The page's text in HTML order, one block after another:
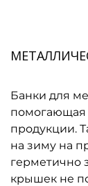
Банки для
помогающая
продукции.
на зиму на
герметично
крышек не